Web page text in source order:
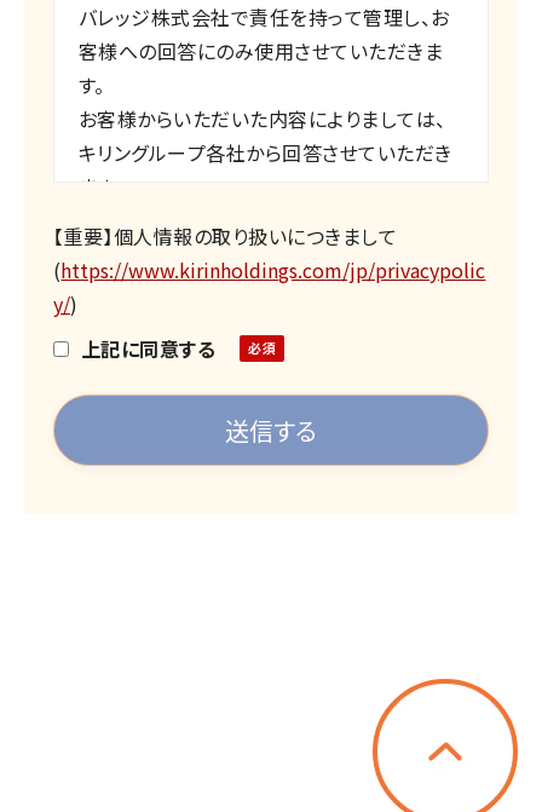
バレッジ株式会社で責任を持って管理し、お
客様への回答にのみ使用させていただきま
す。
お客様からいただいた内容によりましては、
キリングループ各社から回答させていただき
ます。
その他、個人情報の弊社取扱いにつきまして
は、別ウィンドウが開きます「個人情報の保
護」をご覧ください。
応させていただいております。
受付時間9:00～17:00（土・日・祝日を除く）
お問い合わせの内容によりましては、ご返事
までにお時間を頂戴する場合がございます。
等のご提案をお受けすることは遠慮させてい
ただいております。ご連絡いただいた場合、ご
返信はいたしかねますので、あらかじめご了
【重要】個人情報の取り扱いにつきまして
(https://www.kirinholdings.com/jp/privacypolic
y/)
上記に同意する